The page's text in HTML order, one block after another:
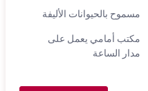
مسموح بالحيوانات الأليفة
مكتب أمامي يعمل على
مدار الساعة